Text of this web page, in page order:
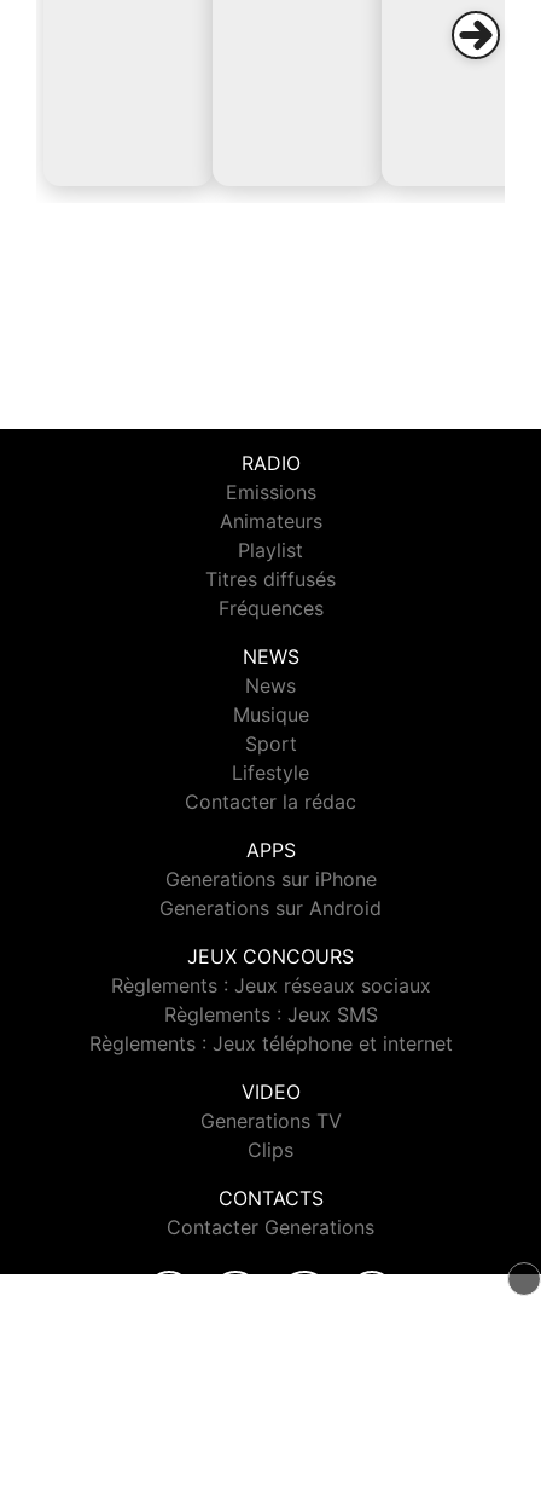
RADIO
Emissions
Animateurs
Playlist
Titres diffusés
Fréquences
NEWS
News
Musique
Sport
Lifestyle
Contacter la rédac
APPS
Generations sur iPhone
Generations sur Android
JEUX CONCOURS
Règlements : Jeux réseaux sociaux
Règlements : Jeux SMS
Règlements : Jeux téléphone et internet
VIDEO
Generations TV
Clips
CONTACTS
Contacter Generations